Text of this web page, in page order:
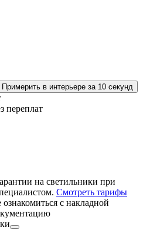
Примерить в интерьере за 10 секунд
переплат
на светильники при
Смотреть тарифы
с накладной